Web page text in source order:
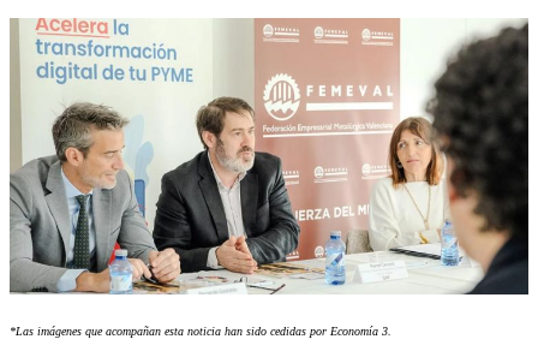
*Las imágenes que acompañan esta noticia han sido cedidas por Economía 3.